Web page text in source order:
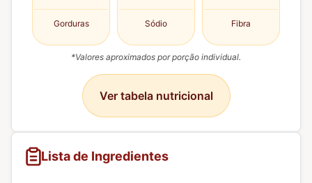
Gorduras Sódio Fibra
*Valores aproximados por porção individual.
Ver tabela nutricional
Lista de Ingredientes